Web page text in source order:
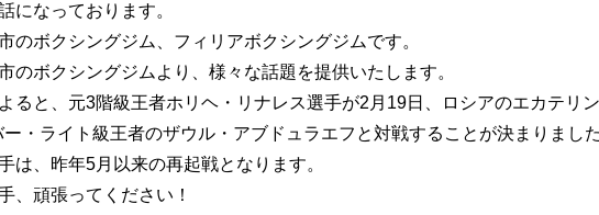
になっております。
のボクシングジム、フィリアボクシングジムです。
のボクシングジムより、様々な話題を提供いたします。
ると、元3階級王者ホリヘ・リナレス選手が2月19日、ロシアのエカテリ
・ライト級王者のザウル・アブドュラエフと対戦することが決まりました
は、昨年5月以来の再起戦となります。
、頑張ってください！